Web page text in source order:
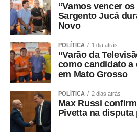
“Vamos vencer
Sargento Jucá
Novo
POLÍTICA 1 dia atrás
“Varão da
como candidato a
em Mato Grosso
POLÍTICA 2 dias atrás
Max Russi
Pivetta na disputa